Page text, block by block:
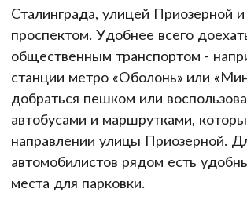
Сталинграда, улицей Приозерной
проспектом. Удобнее всего
общественным транспортом -
станции метро «Оболонь» или
добраться пешком или
автобусами и маршрутками,
направлении улицы Приозерной.
автомобилистов рядом есть
места для парковки.